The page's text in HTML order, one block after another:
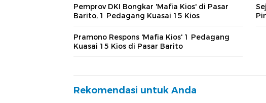
Pemprov DKI Bongkar 'Mafia Kios' di Pasar
Barito, 1 Pedagang Kuasai 15 Kios
Pramono Respons 'Mafia Kios' 1 Pedagang
Kuasai 15 Kios di Pasar Barito
Rekomendasi untuk Anda